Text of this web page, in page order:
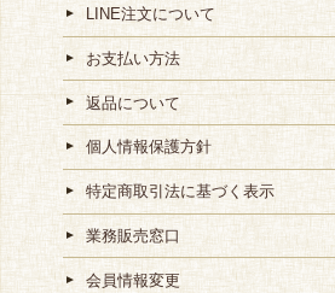
LINE注文について
お支払い方法
返品について
個人情報保護方針
特定商取引法に基づく表示
業務販売窓口
会員情報変更